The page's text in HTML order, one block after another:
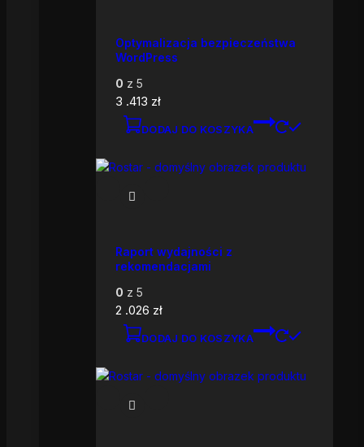
Optymalizacja bezpieczeństwa
WordPress
0 z 5
3 .413 zł
DODAJ DO KOSZYKA
Raport wydajności z
rekomendacjami
0 z 5
2 .026 zł
DODAJ DO KOSZYKA